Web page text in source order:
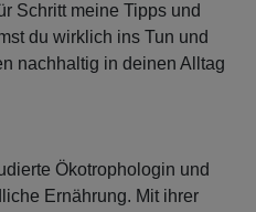
Schritt meine Tipps und
du wirklich ins Tun und
nachhaltig in deinen Alltag
Ökotrophologin und
Ernährung. Mit ihrer